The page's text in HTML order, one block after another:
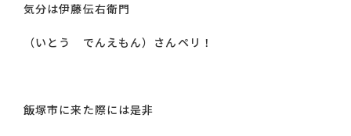
気分は伊藤伝右衛門
（いとう でんえもん）さんペリ！
飯塚市に来た際には是非